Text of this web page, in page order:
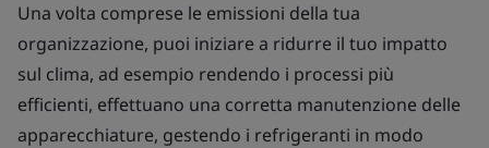
Una volta comprese le emissioni della tua
organizzazione, puoi iniziare a ridurre il tuo impatto
sul clima, ad esempio rendendo i processi più
efficienti, effettuano una corretta manutenzione delle
apparecchiature, gestendo i refrigeranti in modo